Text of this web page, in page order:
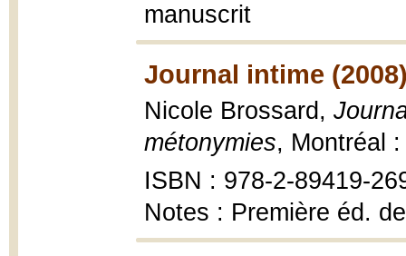
manuscrit
Journal intime
Nicole Brossard,
métonymies, Montréal
ISBN : 978-2-89419-
Notes : Première éd.